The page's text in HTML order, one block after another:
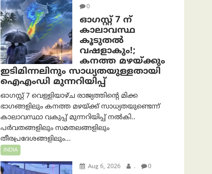
0
ഓഗസ്റ്റ് 7 ന്
കാലാവസ്ഥ
കൂടുതൽ
വഷളാകും!;
കനത്ത മഴയ്ക്കും
ഇടിമിന്നലിനും സാധ്യതയുള്ളതായി
ഐഎംഡി മുന്നറിയിപ്പ്
ഓഗസ്റ്റ് 7 വെള്ളിയാഴ്ച രാജ്യത്തിന്റെ മിക്ക
ഭാഗങ്ങളിലും കനത്ത മഴയ്ക്ക് സാധ്യതയുണ്ടെന്ന്
കാലാവസ്ഥാ വകുപ്പ് മുന്നറിയിപ്പ് നൽകി..
പർവതങ്ങളിലും സമതലങ്ങളിലും
തീരപ്രദേശങ്ങളിലും...
INDIA
Aug 6, 2026 . 0